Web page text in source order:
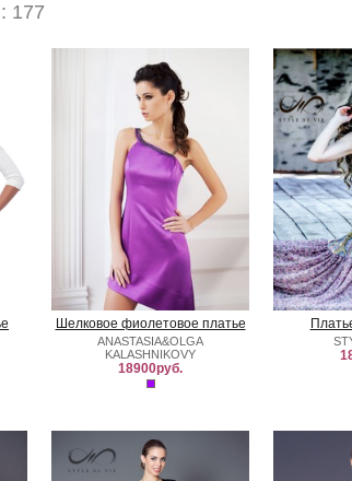
177
Шелковое фиолетовое платье
ANASTASIA&OLGA
KALASHNIKOVY
18900руб.